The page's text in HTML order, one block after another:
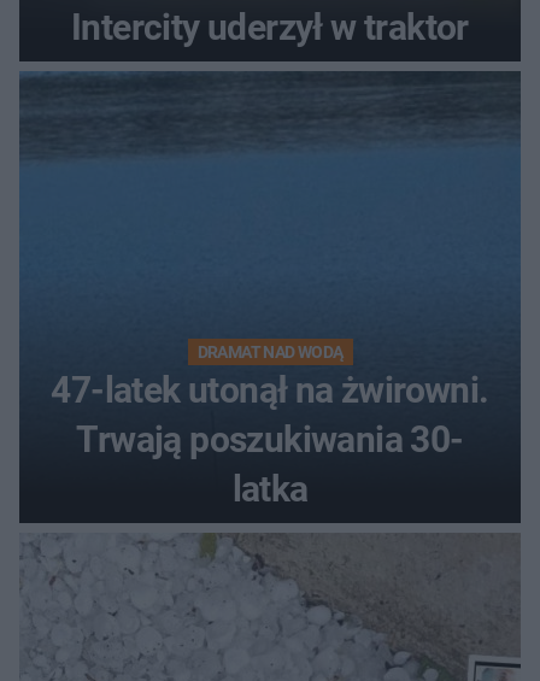
Intercity uderzył w traktor
DRAMAT NAD WODĄ
47-latek utonął na żwirowni.
Trwają poszukiwania 30-
latka